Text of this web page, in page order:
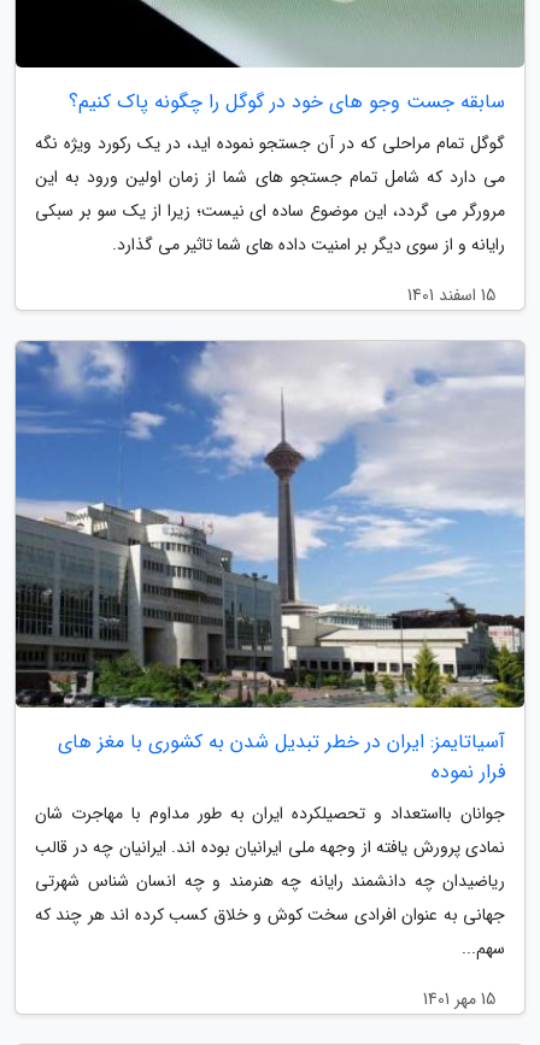
سابقه جست وجو های خود در گوگل را چگونه پاک کنیم؟
گوگل تمام مراحلی که در آن جستجو نموده اید، در یک رکورد ویژه نگه
می دارد که شامل تمام جستجو های شما از زمان اولین ورود به این
مرورگر می گردد، این موضوع ساده ای نیست؛ زیرا از یک سو بر سبکی
رایانه و از سوی دیگر بر امنیت داده های شما تاثیر می گذارد.
15 اسفند 1401
آسیاتایمز: ایران در خطر تبدیل شدن به کشوری با مغز های
فرار نموده
جوانان بااستعداد و تحصیلکرده ایران به طور مداوم با مهاجرت شان
نمادی پرورش یافته از وجهه ملی ایرانیان بوده اند. ایرانیان چه در قالب
ریاضیدان چه دانشمند رایانه چه هنرمند و چه انسان شناس شهرتی
جهانی به عنوان افرادی سخت کوش و خلاق کسب کرده اند هر چند که
سهم...
15 مهر 1401